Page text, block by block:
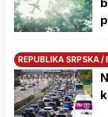
REPUBLIKA SRPSKA /